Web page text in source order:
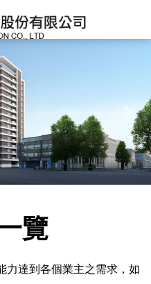
覽
力達到各個業主之需求，如